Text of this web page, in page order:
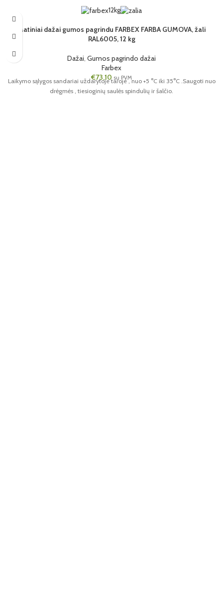
12kg
Matiniai dažai gumos pagrindu FARBEX FARBA GUMOVA, žali
RAL6005, 12 kg
Dažai, Gumos pagrindo dažai
Farbex
€73,10 su PVM
Laikymo sąlygos sandariai uždarytoje taroje , nuo +5 °C iki 35°C .Saugoti nuo
drėgmės , tiesioginių saulės spindulių ir šalčio.